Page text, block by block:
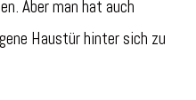
Aber man hat auch
Haustür hinter sich zu